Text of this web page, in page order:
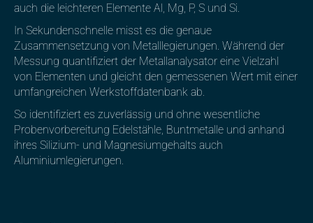
auch die leichteren Elemente Al, Mg, P, S und Si.
In Sekundenschnelle misst es die genaue
Zusammensetzung von Metalllegierungen. Während der
Messung quantifiziert der Metallanalysator eine Vielzahl
von Elementen und gleicht den gemessenen Wert mit einer
umfangreichen Werkstoffdatenbank ab.
So identifiziert es zuverlässig und ohne wesentliche
Probenvorbereitung Edelstähle, Buntmetalle und anhand
ihres Silizium- und Magnesiumgehalts auch
Aluminiumlegierungen.